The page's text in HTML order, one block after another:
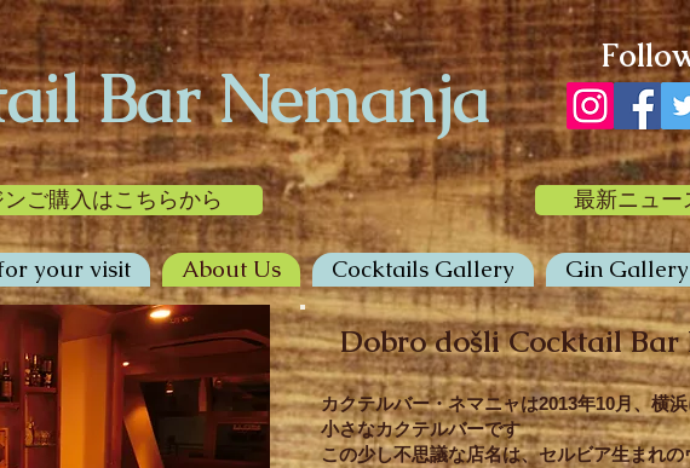
Bar Nemanja
ご購入はこちらから 最新ニュー
your visit About Us Cocktails Gallery Gin Gallery
カクテルバー・ネマニャは2013年10月、横
小さなカクテルバーです
この少し不思議な店名は、セルビア生まれ
Dobro došli Cocktail Bar